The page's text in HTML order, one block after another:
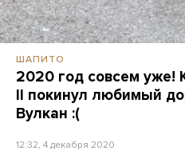
ШАПИТО
2020 год совсем уже!
II покинул любимый
Вулкан :(
12:32, 4 декабря 2020